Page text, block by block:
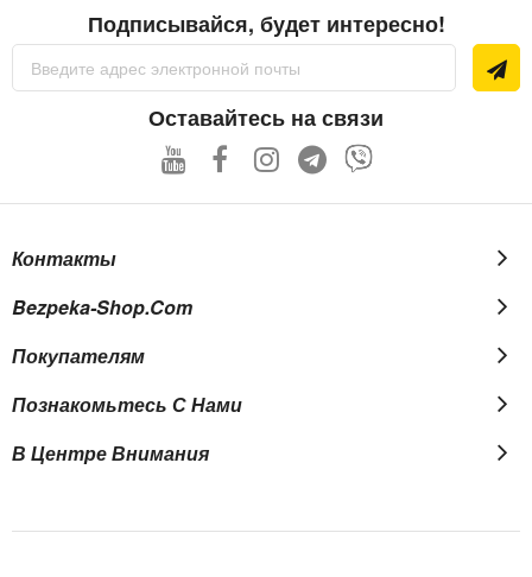
сертификат соответствия
Подписывайся, будет интересно!
Sign
for
Оставайтесь на связи
Контакты
Bezpeka-Shop.com
Покупателям
Познакомьтесь С Нами
В Центре Внимания